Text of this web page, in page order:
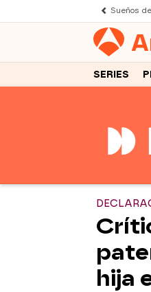
Sueños
SERIES
hija